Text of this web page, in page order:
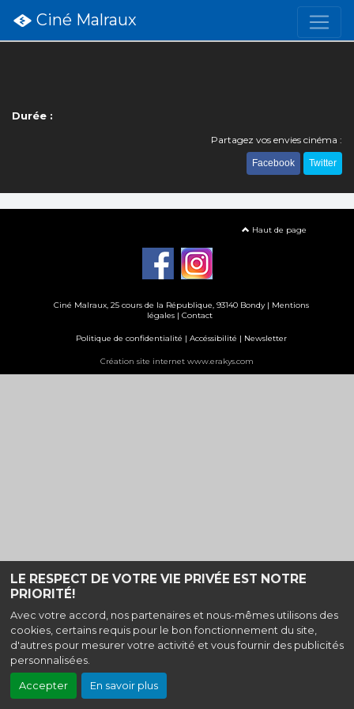
LE RESPECT DE VOTRE VIE PRIVÉE EST NOTRE
PRIORITÉ!
Avec votre accord, nos partenaires et nous-mêmes utilisons des
cookies, certains requis pour le bon fonctionnement du site,
d'autres pour mesurer votre activité et vous fournir des publicités
personnalisées.
Accepter En savoir plus
Ciné Malraux
Durée :
Partagez vos envies cinéma :
Facebook Twitter
Haut de page
Ciné Malraux, 25 cours de la République, 93140 Bondy | Mentions
légales | Contact
Politique de confidentialité | Accéssibilité | Newsletter
Création site internet www.erakys.com